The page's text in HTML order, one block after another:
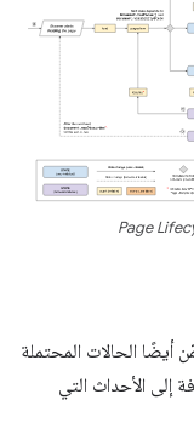
الحالات المحتملة
إلى الأحداث التي